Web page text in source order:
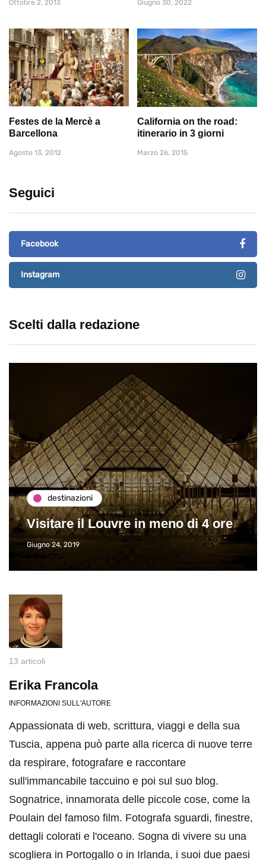
Ottobre 2, 2013 Giugno 30, 2022
Festes de la Mercè a
Barcellona
Agosto 13, 2012
California on the road:
itinerario in 3 giorni
Marzo 26, 2015
Seguici
Facebook
Instagram
Scelti dalla redazione
destinazioni
Visitare il Louvre in meno di 4 ore
Giugno 24, 2019
13 articoli
Erika Francola
INFORMAZIONI SULL'AUTORE
Appassionata di web, scrittura, viaggi e della sua
Tuscia, appena può parte alla ricerca di nuove terre
da respirare, fotografare e raccontare
sull'immancabile taccuino e poi sul suo blog.
Sognatrice, innamorata delle piccole cose, come la
Poulain del famoso film. Fotografa sguardi, finestre,
dettagli colorati e l'oceano. Sogna di vivere su una
scogliera in Portogallo o in Irlanda, i suoi due paesi